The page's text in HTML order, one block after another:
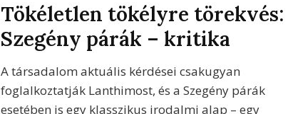
Tökéletlen tökélyre törekvés:
Szegény párák – kritika
A társadalom aktuális kérdései csakugyan
foglalkoztatják Lanthimost, és a Szegény párák
esetében is egy klasszikus irodalmi alap – egy